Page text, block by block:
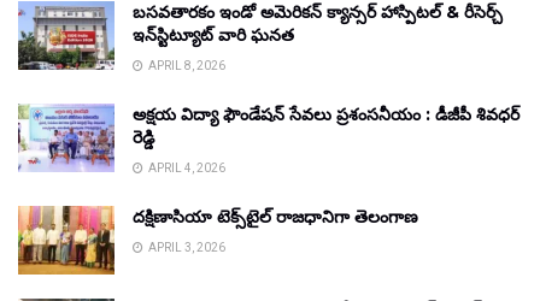
బసవతారకం ఇండో అమెరికన్ క్యాన్సర్ హాస్పిటల్ & రీసెర్చ్
ఇన్‌స్టిట్యూట్ వారి ఘనత
APRIL 8, 2026
అక్షయ విద్యా ఫౌండేషన్ సేవలు ప్రశంసనీయం : డీజీపీ శివధర్
రెడ్డి
APRIL 4, 2026
దక్షిణాసియా టెక్స్‌టైల్ రాజధానిగా తెలంగాణ
APRIL 3, 2026